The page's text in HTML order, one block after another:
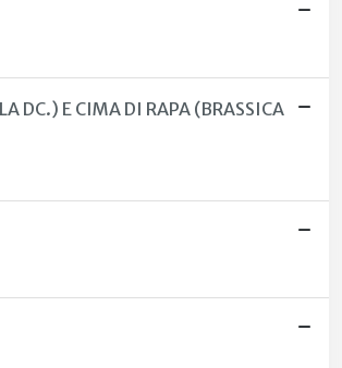
DC.) E CIMA DI RAPA (BRASSICA